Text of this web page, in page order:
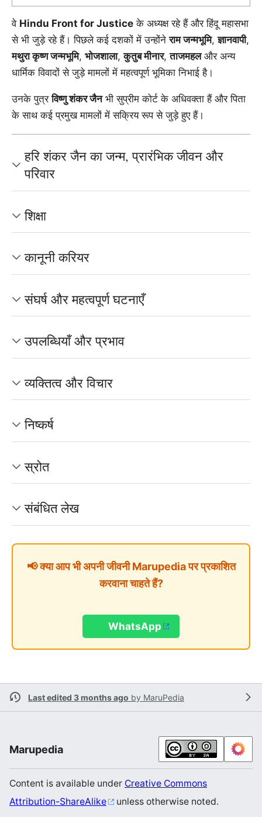
वे Hindu Front for Justice के अध्यक्ष रहे हैं और हिंदू महासभा
से भी जुड़े रहे हैं। पिछले कई दशकों में उन्होंनेराम जन्मभूमि,ज्ञानवापी,
मथुरा कृष्ण जन्मभूमि, भोजशाला,कुतुब मीनार,ताजमहलऔर अन्य
धार्मिक विवादों से जुड़े मामलों में महत्वपूर्ण भूमिका निभाई है।
उनके पुत्रविष्णु शंकर जैनभी सुप्रीम कोर्ट के अधिवक्ता हैं और पिता
के साथ कई प्रमुख मामलों में सक्रिय रूप से जुड़े हुए हैं।
हरि शंकर जैन का जन्म, प्रारंभिक जीवन और
परिवार
शिक्षा
कानूनी करियर
संघर्ष और महत्वपूर्ण घटनाएँ
उपलब्धियाँ और प्रभाव
व्यक्तित्व और विचार
निष्कर्ष
स्रोत
संबंधित लेख
📢 क्या आप भी अपनी जीवनी Marupedia पर प्रकाशित
करवाना चाहते हैं?
WhatsApp
Last edited 3 months ago by MaruPedia
Marupedia
Content is available under Creative Commons
Attribution-ShareAlike
unless otherwise noted.